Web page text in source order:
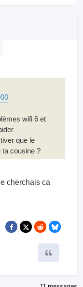
wifi 6 et
que le
ta cousine ?
cherchais ca